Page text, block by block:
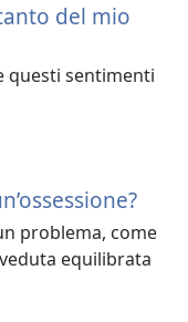
del mio
questi sentimenti
problema, come
equilibrata